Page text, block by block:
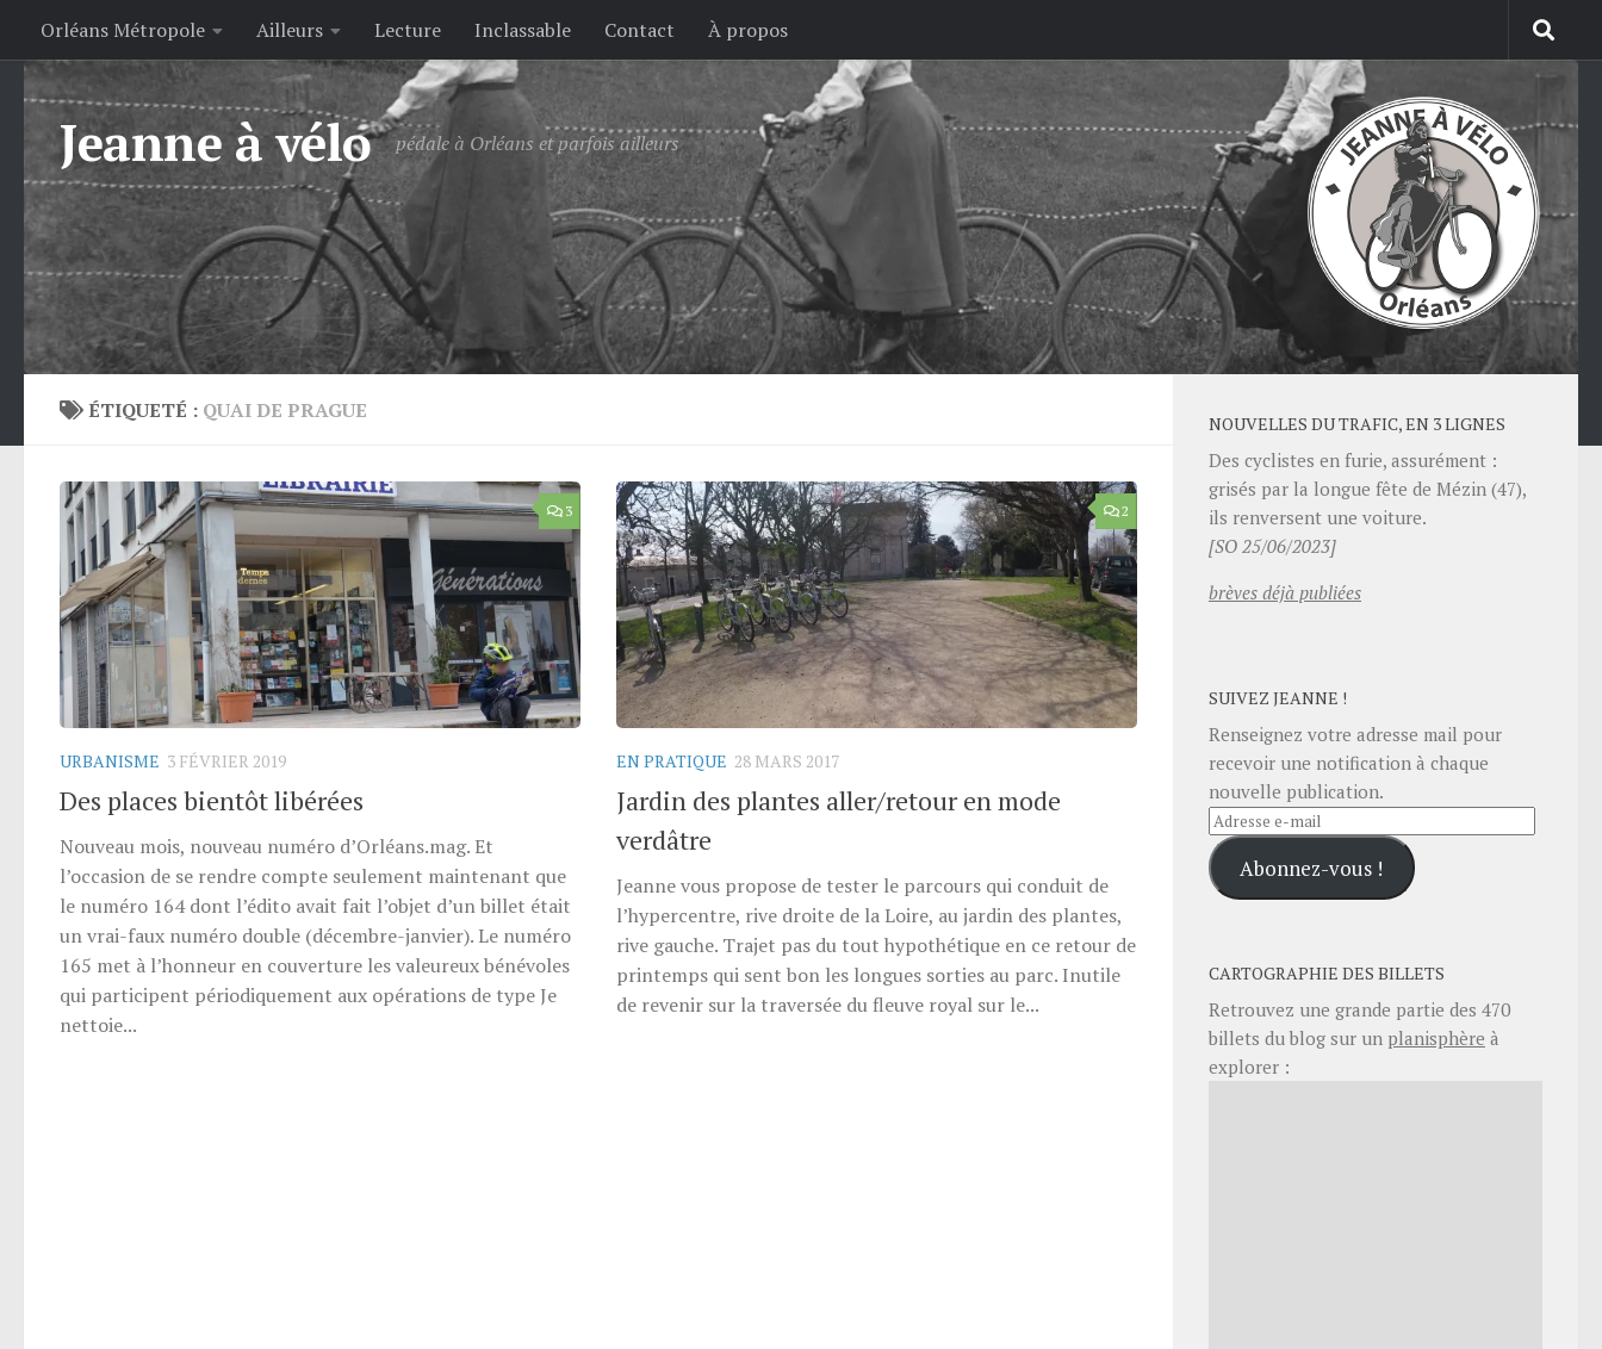
Skip to content
Orléans Métropole Ailleurs Lecture Inclassable Contact À propos
Jeanne à vélo pédale à Orléans et parfois ailleurs
ÉTIQUETÉ : QUAI DE PRAGUE
3
URBANISME 3 FÉVRIER 2019
Des places bientôt libérées
Nouveau mois, nouveau numéro d’Orléans.mag. Et
l’occasion de se rendre compte seulement maintenant que
le numéro 164 dont l’édito avait fait l’objet d’un billet était
un vrai-faux numéro double (décembre-janvier). Le numéro
165 met à l’honneur en couverture les valeureux bénévoles
qui participent périodiquement aux opérations de type Je
nettoie...
2
EN PRATIQUE 28 MARS 2017
Jardin des plantes aller/retour en mode
verdâtre
Jeanne vous propose de tester le parcours qui conduit de
l’hypercentre, rive droite de la Loire, au jardin des plantes,
rive gauche. Trajet pas du tout hypothétique en ce retour de
printemps qui sent bon les longues sorties au parc. Inutile
de revenir sur la traversée du fleuve royal sur le...
NOUVELLES DU TRAFIC, EN 3 LIGNES
Des cyclistes en furie, assurément :
grisés par la longue fête de Mézin (47),
ils renversent une voiture.
[SO 25/06/2023]
brèves déjà publiées
SUIVEZ JEANNE !
Renseignez votre adresse mail pour
recevoir une notification à chaque
nouvelle publication.
Adresse
e-
mailAbonnez-vous !
CARTOGRAPHIE DES BILLETS
Retrouvez une grande partie des 470
billets du blog sur un planisphère à
explorer :